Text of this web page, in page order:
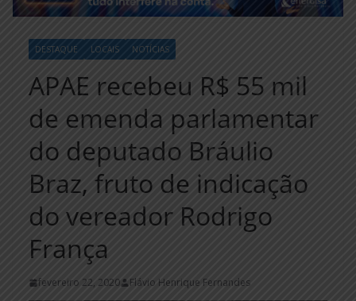
DESTAQUE LOCAIS NOTÍCIAS
APAE recebeu R$ 55 mil
de emenda parlamentar
do deputado Bráulio
Braz, fruto de indicação
do vereador Rodrigo
França
fevereiro 22, 2020 Flávio Henrique Fernandes